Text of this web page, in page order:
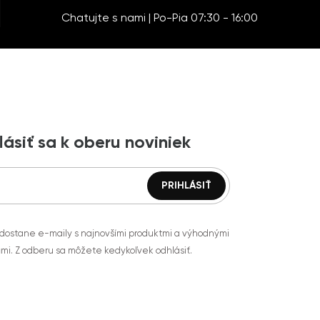
Chatujte s nami | Po-Pia 07:30 - 16:00
sa k oberu noviniek
e-maily s najnovšími produktmi a výhodnými
Z odberu sa môžete kedykoľvek odhlásiť.